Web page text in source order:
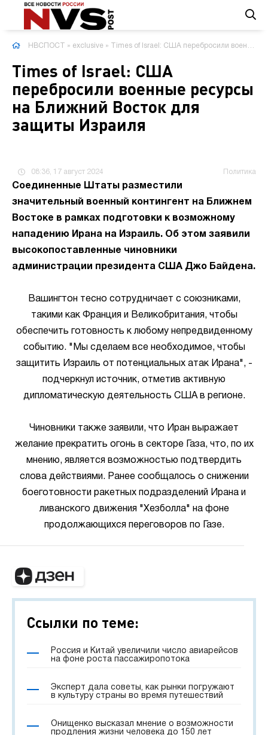
НВСПОСТ » exclusive » Times of Israel: США перебросили военные ресурсы на Ближний Восток для защиты Израиля
Times of Israel: США
перебросили военные ресурсы
на Ближний Восток для
защиты Израиля
08:36, 17 август 2024 Политика
Соединенные Штаты разместили
значительный военный контингент на Ближнем
Востоке в рамках подготовки к возможному
нападению Ирана на Израиль. Об этом заявили
высокопоставленные чиновники
администрации президента США Джо Байдена.
Вашингтон тесно сотрудничает с союзниками,
такими как Франция и Великобритания, чтобы
обеспечить готовность к любому непредвиденному
событию. "Мы сделаем все необходимое, чтобы
защитить Израиль от потенциальных атак Ирана", -
подчеркнул источник, отметив активную
дипломатическую деятельность США в регионе.
Чиновники также заявили, что Иран выражает
желание прекратить огонь в секторе Газа, что, по их
мнению, является возможностью подтвердить
слова действиями. Ранее сообщалось о снижении
боеготовности ракетных подразделений Ирана и
ливанского движения "Хезболла" на фоне
продолжающихся переговоров по Газе.
Ссылки по теме:
Россия и Китай увеличили число авиарейсов
на фоне роста пассажиропотока
Эксперт дала советы, как рынки погружают
в культуру страны во время путешествий
Онищенко высказал мнение о возможности
продления жизни человека до 150 лет